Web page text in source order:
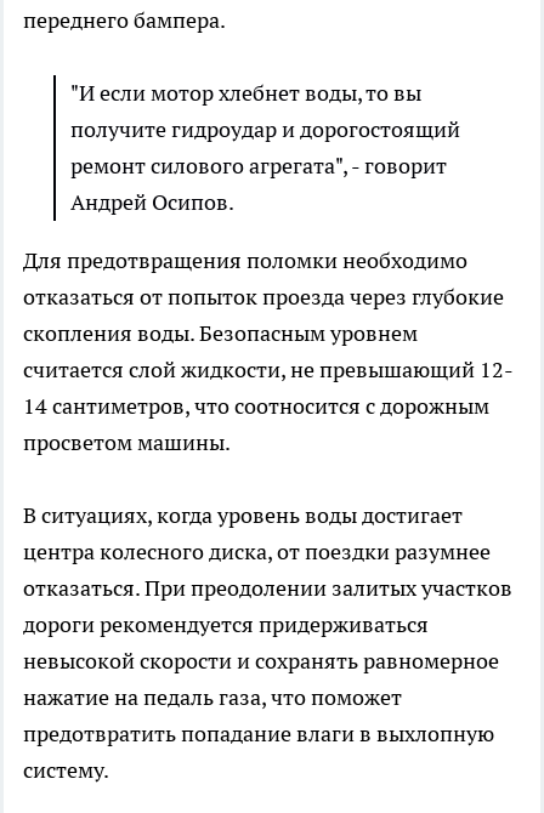
переднего бампера.
"И если мотор хлебнет воды, то вы
получите гидроудар и дорогостоящий
ремонт силового агрегата", - говорит
Андрей Осипов.
Для предотвращения поломки необходимо
отказаться от попыток проезда через глубокие
скопления воды. Безопасным уровнем
считается слой жидкости, не превышающий 12-
14 сантиметров, что соотносится с дорожным
просветом машины.
В ситуациях, когда уровень воды достигает
центра колесного диска, от поездки разумнее
отказаться. При преодолении залитых участков
дороги рекомендуется придерживаться
невысокой скорости и сохранять равномерное
нажатие на педаль газа, что поможет
предотвратить попадание влаги в выхлопную
систему.